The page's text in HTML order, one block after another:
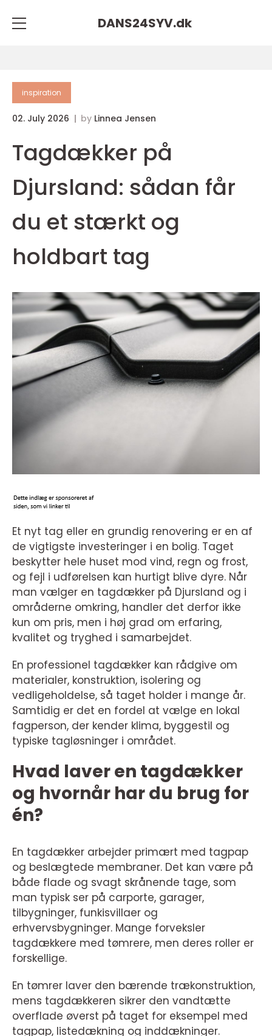
DANS24SYV.dk
inspiration
02. July 2026 by Linnea Jensen
Tagdækker på
Djursland: sådan får
du et stærkt og
holdbart tag
Et nyt tag eller en grundig renovering er en af
de vigtigste investeringer i en bolig. Taget
beskytter hele huset mod vind, regn og frost,
og fejl i udførelsen kan hurtigt blive dyre. Når
man vælger en tagdækker på Djursland og i
områderne omkring, handler det derfor ikke
kun om pris, men i høj grad om erfaring,
kvalitet og tryghed i samarbejdet.
En professionel tagdækker kan rådgive om
materialer, konstruktion, isolering og
vedligeholdelse, så taget holder i mange år.
Samtidig er det en fordel at vælge en lokal
fagperson, der kender klima, byggestil og
typiske tagløsninger i området.
Hvad laver en tagdækker
og hvornår har du brug for
én?
En tagdækker arbejder primært med tagpap
og beslægtede membraner. Det kan være på
både flade og svagt skrånende tage, som
man typisk ser på carporte, garager,
tilbygninger, funkisvillaer og
erhvervsbygninger. Mange forveksler
tagdækkere med tømrere, men deres roller er
forskellige.
En tømrer laver den bærende trækonstruktion,
mens tagdækkeren sikrer den vandtætte
overflade øverst på taget for eksempel med
tagpap, listedækning og inddækninger.